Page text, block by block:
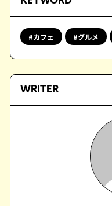
カフェ グルメ
WRITER